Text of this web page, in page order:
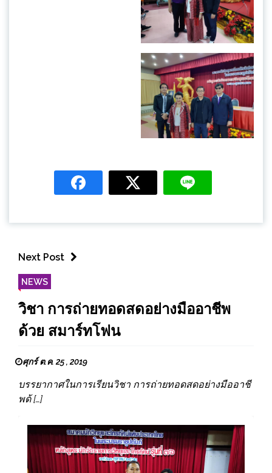
Next Post
NEWS
วิชา การถ่ายทอดสดอย่างมืออาชีพ
ด้วย สมาร์ทโฟน
ศุกร์ ต.ค. 25 , 2019
บรรยากาศในการเรียนวิชา การถ่ายทอดสดอย่างมืออาชี
พด้ […]